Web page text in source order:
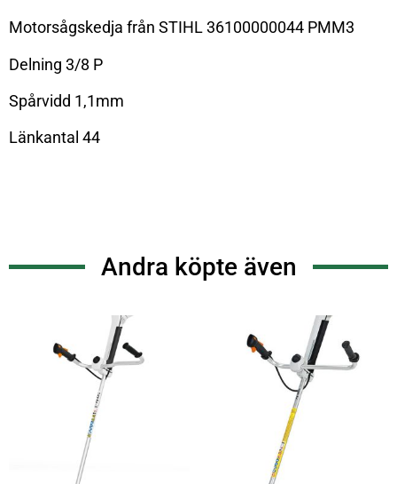
Motorsågskedja från STIHL 36100000044 PMM3
Delning 3/8 P
Spårvidd 1,1mm
Länkantal 44
Andra köpte även